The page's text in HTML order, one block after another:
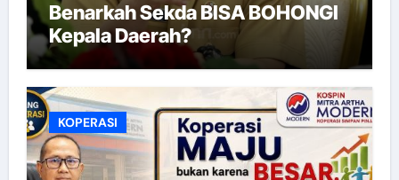
Benarkah Sekda BISA BOHONGI
Kepala Daerah?
KOPERASI